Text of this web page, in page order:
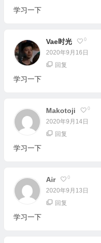
学习一下
Vae时光 0
2020年9月16日
回复
学习一下
Makotoji 0
2020年9月14日
回复
学习一下
Air 0
2020年9月13日
回复
学习一下